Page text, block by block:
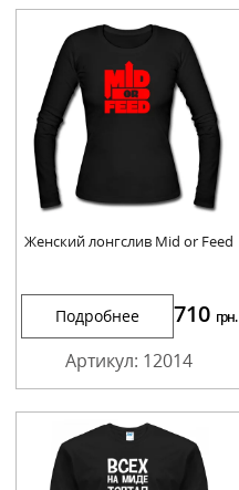
Женский лонгслив Mid or Feed
Подробнее 710 грн.
Артикул: 12014